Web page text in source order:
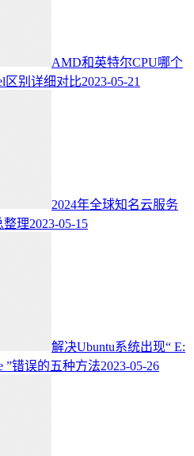
AMD和英特尔CPU哪个
区别详细对比2023-05-21
2024年全球知名云服务
整理2023-05-15
解决Ubuntu系统出现“ E:
”错误的五种方法2023-05-26